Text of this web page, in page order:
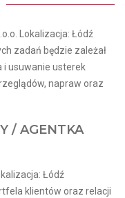
Lokalizacja: Łódź
zadań będzie zależał
i usuwanie usterek
napraw oraz
/ AGENTKA
Łódź
klientów oraz relacji